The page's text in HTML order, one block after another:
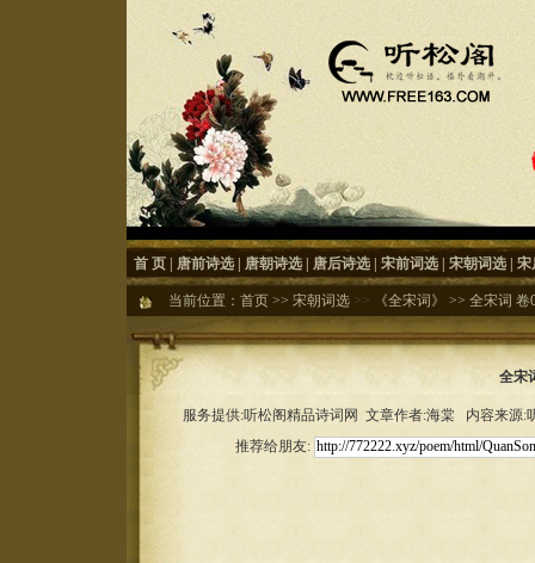
首 页 唐前诗选 唐朝诗选 唐后诗选 宋前词选 宋朝词选 宋
当前位置： 首页 >> 宋朝词选 >> 《全宋词》 >> 全宋词 卷
全宋
服务提供:听松阁精品诗词网 文章作者:海棠 内容来源
推荐给朋友: